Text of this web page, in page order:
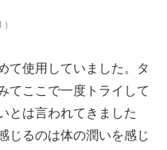
て使用していました。タ
てここで一度トライして
とは言われてきました
じるのは体の潤いを感じ